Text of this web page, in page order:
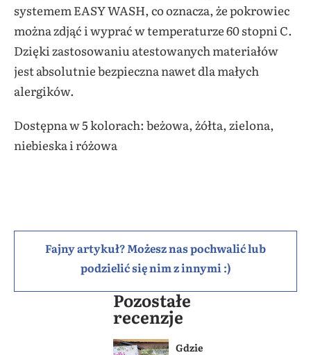
systemem EASY WASH, co oznacza, że pokrowiec
można zdjąć i wyprać w temperaturze 60 stopni C.
Dzięki zastosowaniu atestowanych materiałów
jest absolutnie bezpieczna nawet dla małych
alergików.
Dostępna w 5 kolorach: beżowa, żółta, zielona,
niebieska i różowa
Fajny artykuł? Możesz nas pochwalić lub
podzielić się nim z innymi :)
Pozostałe
recenzje
Gdzie